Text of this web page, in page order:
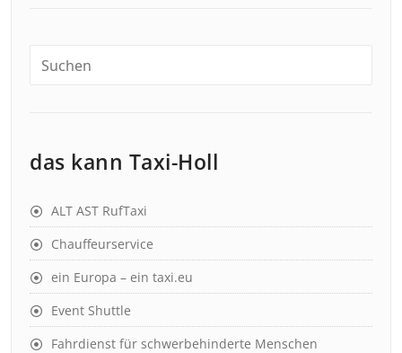
das kann Taxi-Holl
ALT AST RufTaxi
Chauffeurservice
ein Europa – ein taxi.eu
Event Shuttle
Fahrdienst für schwerbehinderte Menschen